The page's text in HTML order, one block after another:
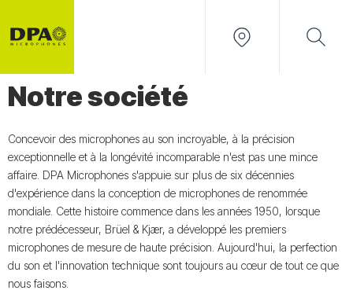
Notre société
Concevoir des microphones au son incroyable, à la précision
exceptionnelle et à la longévité incomparable n'est pas une mince
affaire. DPA Microphones s'appuie sur plus de six décennies
d'expérience dans la conception de microphones de renommée
mondiale. Cette histoire commence dans les années 1950, lorsque
notre prédécesseur, Brüel & Kjær, a développé les premiers
microphones de mesure de haute précision. Aujourd'hui, la perfection
du son et l'innovation technique sont toujours au cœur de tout ce que
nous faisons.